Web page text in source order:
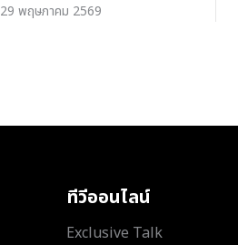
29 พฤษภาคม 2569
ทีวีออนไลน์
Exclusive Talk